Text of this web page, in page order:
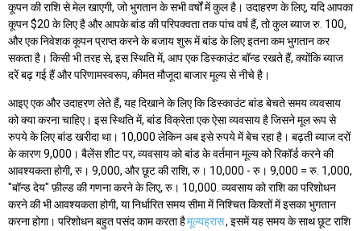
कूपन की राशि से मेल खाएगी, जो भुगतान के सभी वर्षों में कुल है। उदाहरण के लिए, यदि आपका
कूपन $20 के लिए है और आपके बांड की परिपक्वता तक पांच वर्ष हैं, तो कुल ब्याज रु. 100,
और एक निवेशक कूपन प्राप्त करने के बजाय शुरू में बांड के लिए इतना कम भुगतान कर
सकता है। किसी भी तरह से, इस स्थिति में, आप एक डिस्काउंट बॉन्ड रखते हैं, क्योंकि ब्याज
दरें बढ़ गई हैं और परिणामस्वरूप, कीमत मौजूदा बाजार मूल्य से नीचे है।
आइए एक और उदाहरण लेते हैं, यह दिखाने के लिए कि डिस्काउंट बांड बेचते समय व्यवसाय
को क्या करना चाहिए। इस स्थिति में, बांड विक्रेता एक ऐसा व्यवसाय है जिसने मूल रूप से
रुपये के लिए बांड खरीदा था। 10,000 लेकिन अब इसे रुपये में बेच रहा है। बढ़ती ब्याज दरों
के कारण 9,000। बैलेंस शीट पर, व्यवसाय को बांड के वर्तमान मूल्य को रिकॉर्ड करने की
आवश्यकता होगी, रु। 9,000, और छूट की राशि, रु। 10,000 - रु। 9,000 = रु. 1,000,
"बॉन्ड देय" फ़ील्ड की गणना करने के लिए, रु। 10,000. व्यवसाय को राशि का परिशोधन
करने की भी आवश्यकता होगी, या निर्धारित समय सीमा में निश्चित किश्तों में इसका भुगतान
करना होगा। परिशोधन बहुत पसंद काम करता हैमूल्यह्रास, इसमें यह समय के साथ छूट राशि